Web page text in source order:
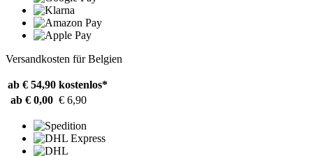
Versandkosten für Belgien
ab € 54,90 kostenlos*
ab € 0,00 € 6,90